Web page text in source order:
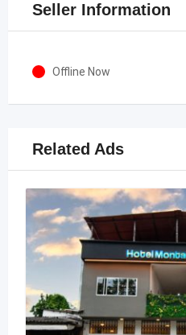
Seller Information
Offline Now
Related Ads